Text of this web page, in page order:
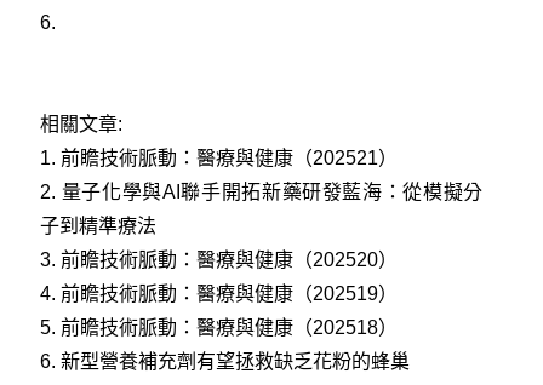
6.
相關文章:
1. 前瞻技術脈動：醫療與健康（202521）
2. 量子化學與AI聯手開拓新藥研發藍海：從模擬分
子到精準療法
3. 前瞻技術脈動：醫療與健康（202520）
4. 前瞻技術脈動：醫療與健康（202519）
5. 前瞻技術脈動：醫療與健康（202518）
6. 新型營養補充劑有望拯救缺乏花粉的蜂巢